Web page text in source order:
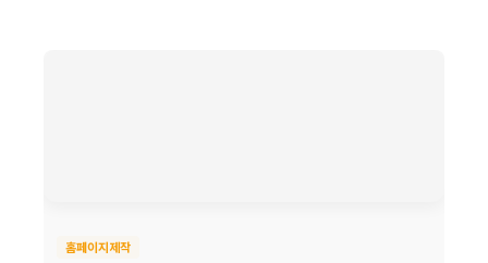
홈페이지제작